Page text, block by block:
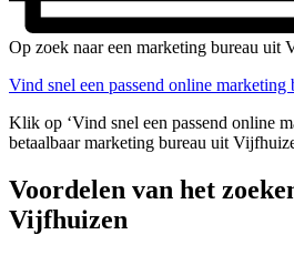
Op zoek naar een marketing bureau uit
Vind snel een passend online marketing
Klik op ‘Vind snel een passend online
betaalbaar marketing bureau uit
Voordelen van het
Vijfhuizen